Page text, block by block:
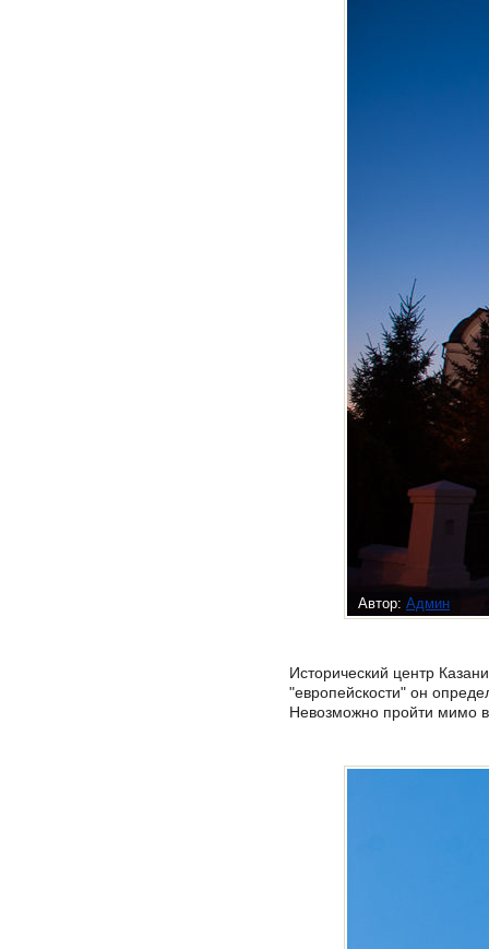
Автор: Админ
Исторический центр
"европейскости" он
Невозможно пройти мимо